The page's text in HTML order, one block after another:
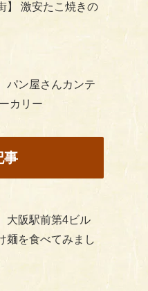
】 激安たこ焼きの
パン屋さんカンテ
カリー
事
大阪駅前第4ビル
麺を食べてみまし